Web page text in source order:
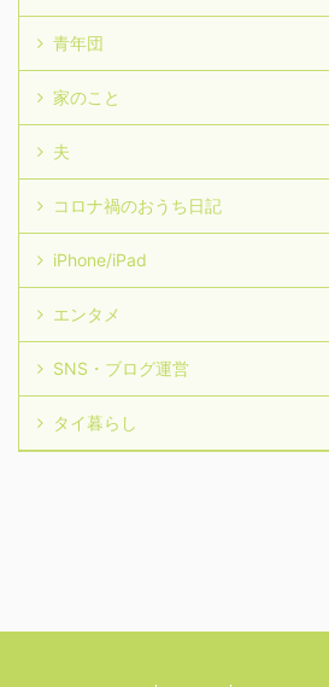
青年団
家のこと
夫
コロナ禍のおうち日記
iPhone/iPad
エンタメ
SNS・ブログ運営
タイ暮らし